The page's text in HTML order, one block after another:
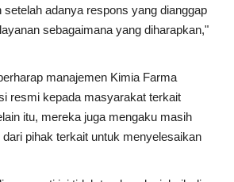
adanya respons yang dianggap
sebagaimana yang diharapkan,"
manajemen Kimia Farma
resmi kepada masyarakat terkait
itu, mereka juga mengaku masih
pihak terkait untuk menyelesaikan